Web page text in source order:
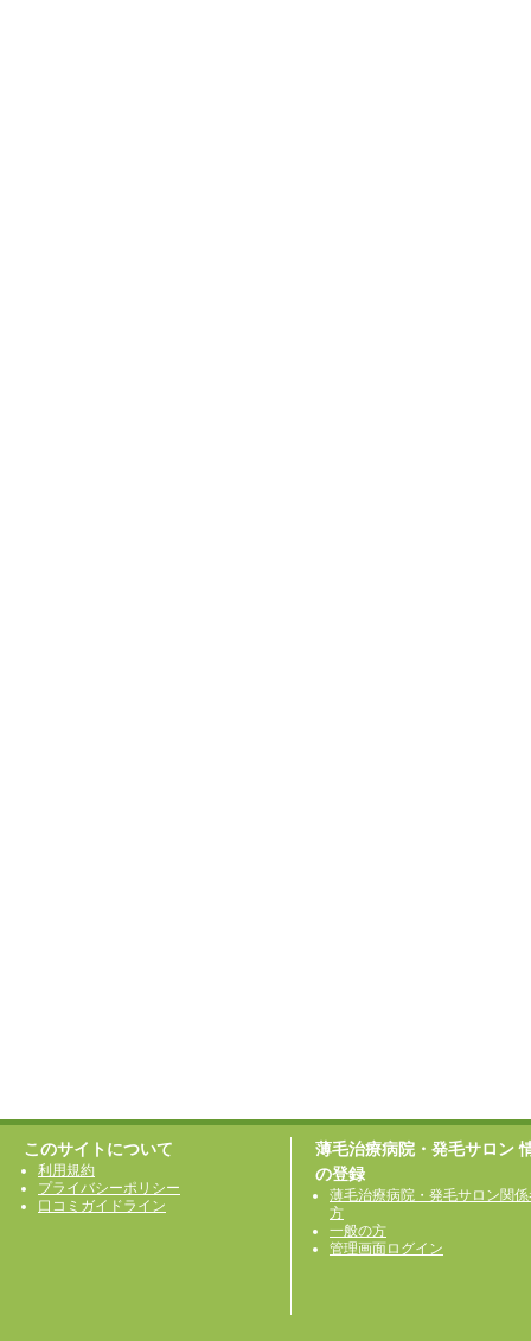
このサイトについて
利用規約
プライバシーポリシー
口コミガイドライン
薄毛治療病院・発毛サロン
の登録
薄毛治療病院・発毛サロン関
方
一般の方
管理画面ログイン